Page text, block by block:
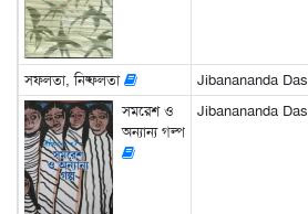
সফলতা, নিষ্ফলতা Jibanananda Das
সমরেশ ও
অন্যান্য গল্প
Jibanananda Das